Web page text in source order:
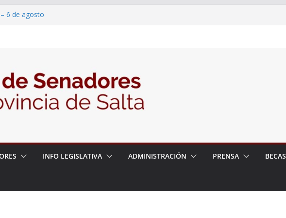
6 de agosto
– 06/08/26 – Créase el Ente Salteño
Vegetal
INFO LEGISLATIVA ADMINISTRACIÓN PRENSA BECAS